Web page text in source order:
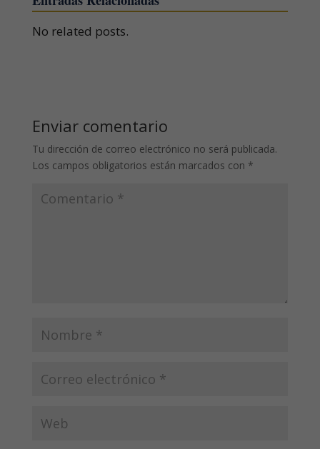
No related posts.
Enviar comentario
Tu dirección de correo electrónico no será publicada.
Los campos obligatorios están marcados con *